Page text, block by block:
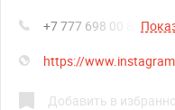
+7 777 698 00 88
https://
Добавить в